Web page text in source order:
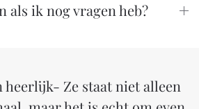
als ik nog vragen heb?
heerlijk- Ze staat niet alleen